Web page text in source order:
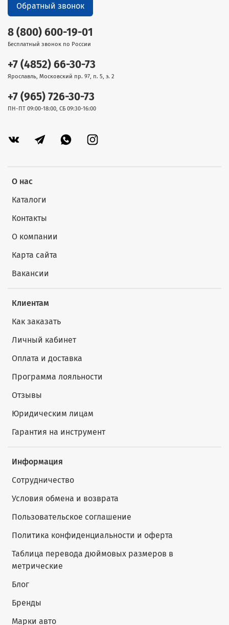
О нас
Каталоги
Контакты
О компании
Карта сайта
Вакансии
Клиентам
Как заказать
Личный кабинет
Оплата и доставка
Программа лояльности
Отзывы
Юридическим лицам
Гарантия на инструмент
Информация
Сотрудничество
Условия обмена и возврата
Пользовательское соглашение
Политика конфиденциальности и оферта
Таблица перевода дюймовых размеров в
метрические
Блог
Бренды
Марки авто
8 (800) 600-19-01
Бесплатный звонок по России
+7 (4852) 66-30-73
Ярославль, Московский пр. 97, п. 5, э. 2
+7 (965) 726-30-73
ПН-ПТ 09:00-18:00, СБ 09:30-16:00
Обратный звонок